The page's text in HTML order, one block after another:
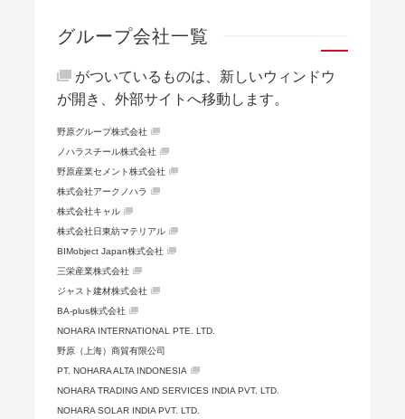
グループ会社一覧
がついているものは、新しいウィンドウ
が開き、外部サイトへ移動します。
野原グループ株式会社
ノハラスチール株式会社
野原産業セメント株式会社
株式会社アークノハラ
株式会社キャル
株式会社日東紡マテリアル
BIMobject Japan株式会社
三栄産業株式会社
ジャスト建材株式会社
BA-plus株式会社
NOHARA INTERNATIONAL PTE. LTD.
野原（上海）商貿有限公司
PT. NOHARA ALTA INDONESIA
NOHARA TRADING AND SERVICES INDIA PVT. LTD.
NOHARA SOLAR INDIA PVT. LTD.